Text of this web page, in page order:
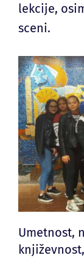
lekcije,
sceni.
Umetnost,